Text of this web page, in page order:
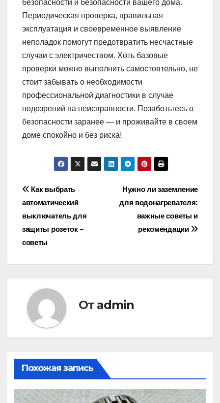
безопасности и безопасности вашего дома.
Периодическая проверка, правильная
эксплуатация и своевременное выявление
неполадок помогут предотвратить несчастные
случаи с электричеством. Хоть базовые
проверки можно выполнить самостоятельно, не
стоит забывать о необходимости
профессиональной диагностики в случае
подозрений на неисправности. Позаботьтесь о
безопасности заранее — и проживайте в своем
доме спокойно и без риска!
Навигация
по
записям
Нужно ли заземление
для водонагревателя:
важные советы и
рекомендации
Как выбрать
автоматический
выключатель для
защиты розеток –
советы
От admin
Похожая запись